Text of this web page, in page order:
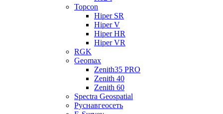
Topcon
Hiper SR
Hiper V
Hiper HR
Hiper VR
RGK
Geomax
Zenith35 PRO
Zenith 40
Zenith 60
Spectra Geospatial
Руснавгеосеть